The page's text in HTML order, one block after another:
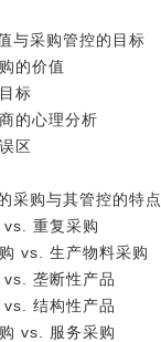
与采购管控的目标
的价值
标
的心理分析
区
采购与其管控的特点
重复采购
vs. 生产物料采购
垄断性产品
结构性产品
vs. 服务采购